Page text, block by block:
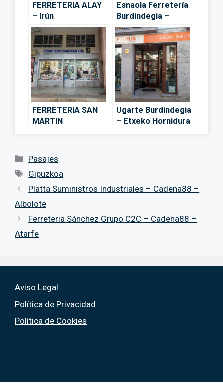
FERRETERIA ALAY
– Irún
Esnaola Ferretería
Burdindegia –
Beasain
FERRETERIA SAN
MARTIN
Ugarte Burdindegia
– Etxeko Hornidura
Categorías
Pasajes
Etiquetas
Gipuzkoa
Platta Suministros Industriales – Cadena88 –
Albolote
Ferreteria Sánchez Grupo C2C – Cadena88 –
Atarfe
Aviso Legal
Política de Privacidad
Política de Cookies